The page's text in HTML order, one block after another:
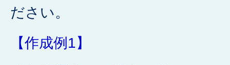
ださい。
【作成例1】